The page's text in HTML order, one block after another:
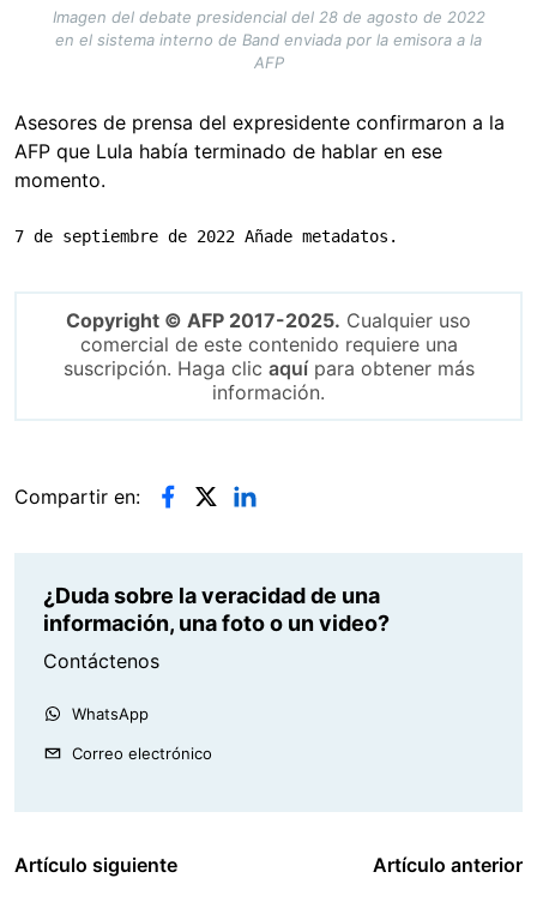
Imagen del debate presidencial del 28 de agosto de 2022
en el sistema interno de Band enviada por la emisora a la
AFP
Asesores de prensa del expresidente confirmaron a la
AFP que Lula había terminado de hablar en ese
momento.
7 de septiembre de 2022 Añade metadatos.
Copyright © AFP 2017-2025. Cualquier uso
comercial de este contenido requiere una
suscripción. Haga clic aquípara obtener más
información.
Compartir en:
¿Duda sobre la veracidad de una
información, una foto o un video?
Contáctenos
WhatsApp
Correo electrónico
Artículo siguiente Artículo anterior